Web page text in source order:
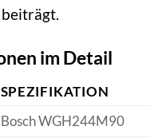
im Detail
SPEZIFIKATION
Bosch WGH244M90